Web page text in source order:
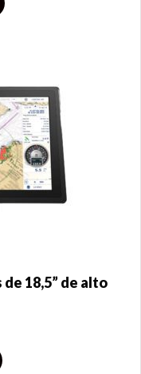
de 18,5” de alto